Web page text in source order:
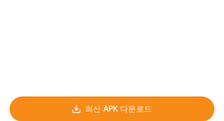
최신 APK 다운로드